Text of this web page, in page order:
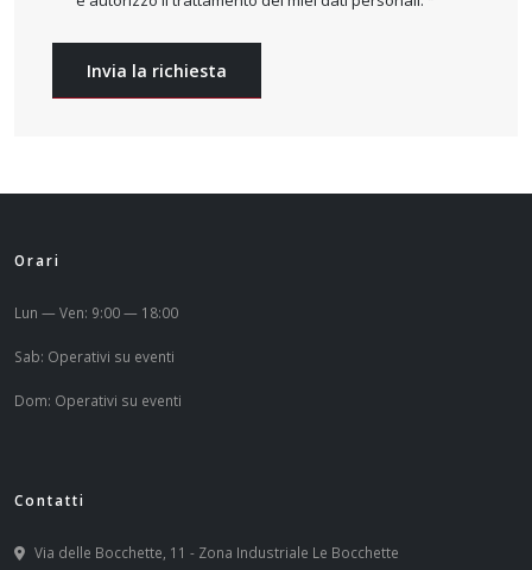
Invia la richiesta
Orari
Lun — Ven: 9:00 — 18:00
Sab: Operativi su eventi
Dom: Operativi su eventi
Contatti
Via delle Bocchette, 11 - Zona Industriale Le Bocchette